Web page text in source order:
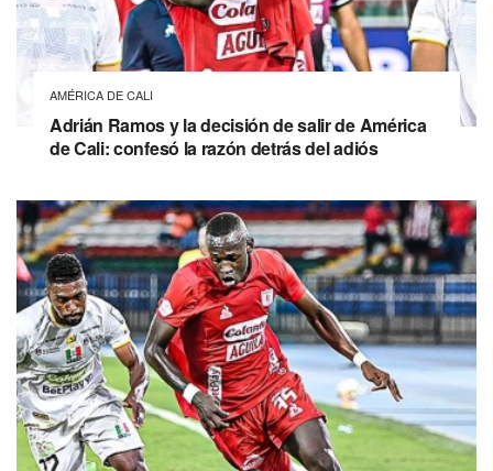
AMÉRICA DE CALI
Adrián Ramos y la decisión de salir de América
de Cali: confesó la razón detrás del adiós